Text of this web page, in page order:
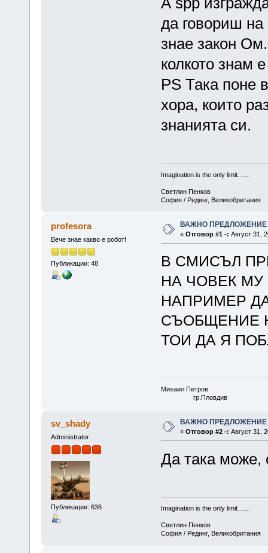
да говориш на
знае закон
колкото знам
PS Така поне
хора, които
знанията си.
Imagination is the only limit.......
Светлин Пенков
София / Рединг, Великобритания
profesora
Вече знае какво е робот!
Публикации: 48
ВАЖНО ПРЕДЛОЖЕНИЕ
« Отговор #1 -: Август 31,
В СМИСЪЛ
НА ЧОВЕК
НАПРИМЕР
СЪОБЩЕНИЕ
ТОИ ДА Я
Михаил Петров
гр.Пловдив
sv_shady
Administrator
Публикации: 636
ВАЖНО ПРЕДЛОЖЕНИЕ
« Отговор #2 -: Август 31,
Да така
Imagination is the only limit.......
Светлин Пенков
София / Рединг, Великобритания